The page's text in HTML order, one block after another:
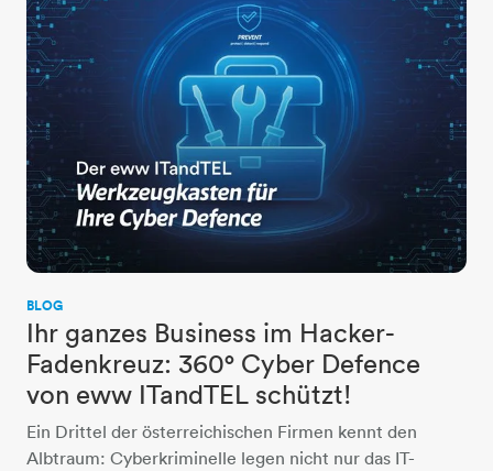
BLOG
Ihr ganzes Business im Hacker-
Fadenkreuz: 360° Cyber Defence
von eww ITandTEL schützt!
Ein Drittel der österreichischen Firmen kennt den
Albtraum: Cyberkriminelle legen nicht nur das IT-